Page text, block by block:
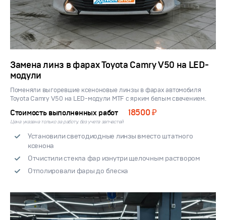
Замена линз в фарах Toyota Camry V50 на LED-
модули
Поменяли выгоревшие ксеноновые линзы в фарах автомобиля
Toyota Camry V50 на LED-модули MTF с ярким белым свечением.
Стоимость выполненных работ 18500 ₽
Цена указана только за работу, без учета запчастей
Установили светодиодные линзы вместо штатного
ксенона
Отчистили стекла фар изнутри щелочным раствором
Отполировали фары до блеска